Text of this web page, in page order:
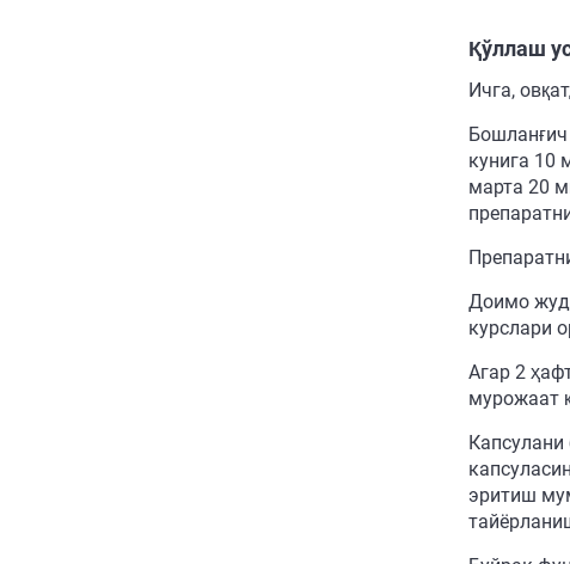
Қўллаш
Ичга,
кунига 10
марта 20
Доимо
курслари
Агар 2
мурожаат
Капсулани
эритиш